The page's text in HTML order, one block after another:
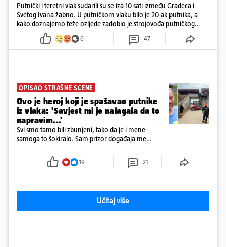
Putnički i teretni vlak sudarili su se iza 10 sati između Gradeca i
Svetog Ivana žabno. U putničkom vlaku bilo je 20-ak putnika, a
kako doznajemo teže ozljede zadobio je strojovođa putničkog
vlaka. Zatvoren je promet, a fotoreporteri Prigorskog objavili su
prve snimke s mjesta sudara
6 47
OPISAO STRAŠNE SCENE
Ovo je heroj koji je spašavao putnike
iz vlaka: 'Savjest mi je nalagala da to
napravim...'
Svi smo tamo bili zbunjeni, tako da je i mene
samoga to šokiralo. Sam prizor događaja me
19 21
Učitaj više